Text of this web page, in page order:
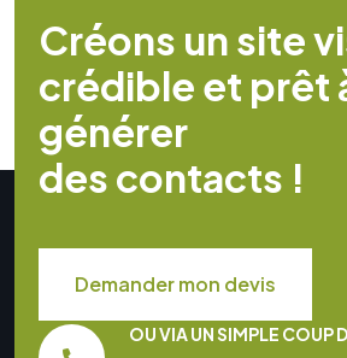
Créons un sitevi
crédible et prêt
générer
des contacts !
Demander mon devis
OU VIA UN SIMPLE COUP